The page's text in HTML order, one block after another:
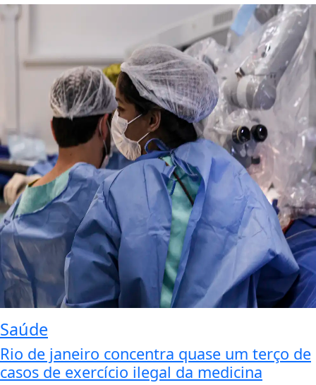
Saúde
Rio de janeiro concentra quase um terço de
casos de exercício ilegal da medicina